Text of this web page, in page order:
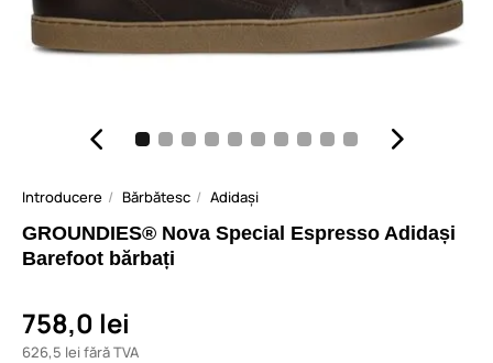
Introducere Bărbătesc Adidași
GROUNDIES® Nova Special Espresso Adidași
Barefoot bărbați
758,0 lei
626,5 lei fără TVA